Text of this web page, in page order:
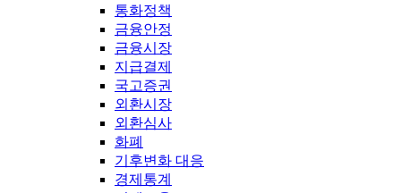
통화정책
금융안정
금융시장
지급결제
국고증권
외환시장
외환심사
화폐
기후변화 대응
경제통계